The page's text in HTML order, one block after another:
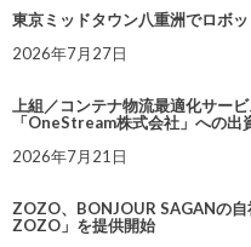
東京ミッドタウン八重洲でロボ
2026年7月27日
上組／コンテナ物流最適化サー
「OneStream株式会社」への出
2026年7月21日
ZOZO、BONJOUR SAGANの
ZOZO」を提供開始